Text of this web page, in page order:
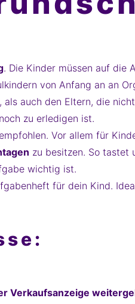
. Die Kinder müssen auf die
von Anfang an an
auch den Eltern, die
zu erledigen ist.
Vor allem für
zu besitzen. So tastet
wichtig ist.
für dein Kind.
Verkaufsanzeige